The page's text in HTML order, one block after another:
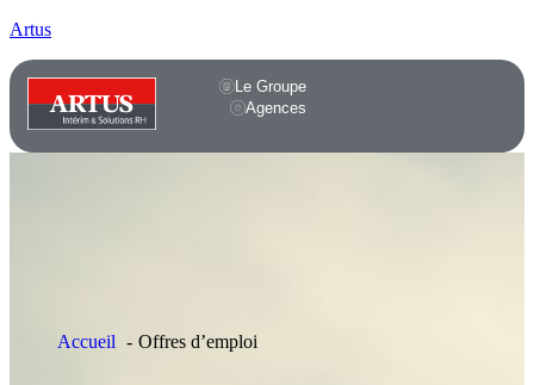
Artus
Le Groupe
Agences
Accueil Offres d’emploi